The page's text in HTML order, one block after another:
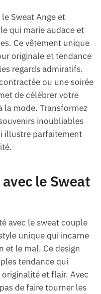
Sweat Ange et
qui marie audace et
Ce vêtement unique
originale et tendance
regards admiratifs.
ou une soirée
de célébrer votre
la mode. Transformez
inoubliables
illustre parfaitement
le Sweat
avec le sweat couple
unique qui incarne
et le mal. Ce design
tendance qui
et flair. Avec
de faire tourner les